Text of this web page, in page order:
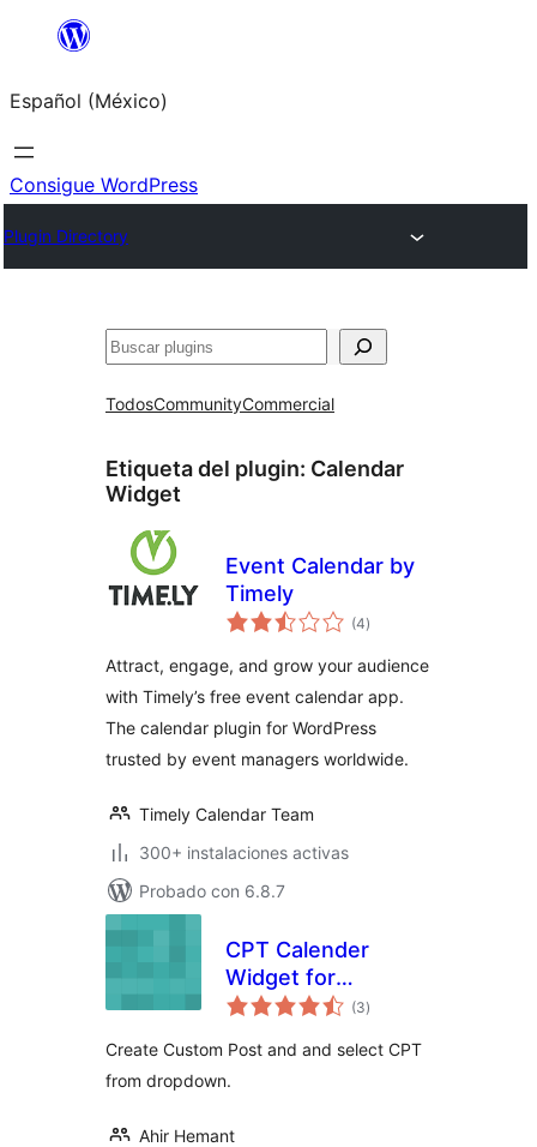
Saltar
contenido
Español (México)
Consigue WordPress
Plugin Directory
Buscar
TodosCommunityCommercial
Etiqueta del plugin: Calendar
Widget
Event Calendar by
Timely
(4total
de
)
Attract, engage, and grow your audience
with Timely’s free event calendar app.
The calendar plugin for WordPress
trusted by event managers worldwide.
Timely Calendar Team
300+ instalaciones activas
Probado con 6.8.7
CPT Calender
Widget for
WordPress
(3total
de
)
Create Custom Post and and select CPT
from dropdown.
Ahir Hemant